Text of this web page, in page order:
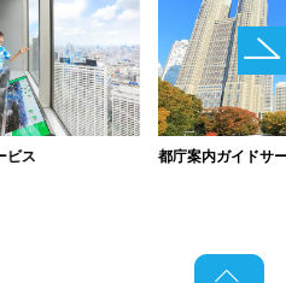
ビス 都庁案内ガイドサ